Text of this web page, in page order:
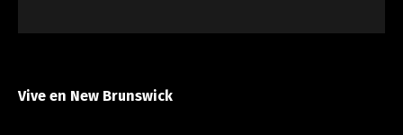
Vive en New Brunswick